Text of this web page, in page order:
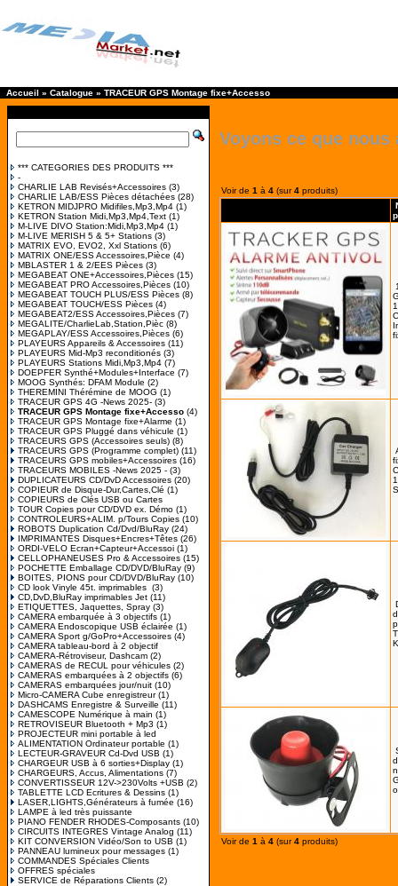
Accueil » Catalogue » TRACEUR GPS Montage fixe+Accesso
*** CATEGORIES DES PRODUITS ***
-
CHARLIE LAB Revisés+Accessoires (3)
CHARLIE LAB/ESS Pièces détachées (28)
KETRON MIDJPRO Midifiles,Mp3,Mp4 (1)
KETRON Station Midi,Mp3,Mp4,Text (1)
M-LIVE DIVO Station:Midi,Mp3,Mp4 (1)
M-LIVE MERISH 5 & 5+ Stations (3)
MATRIX EVO, EVO2, Xxl Stations (6)
MATRIX ONE/ESS Accessoires,Pièce (4)
MBLASTER 1 & 2/EES Pièces (3)
MEGABEAT ONE+Accessoires,Pièces (15)
MEGABEAT PRO Accessoires,Pièces (10)
MEGABEAT TOUCH PLUS/ESS Pièces (8)
MEGABEAT TOUCH/ESS Pièces (4)
MEGABEAT2/ESS Accessoires,Pièces (7)
MEGALITE/CharlieLab,Station,Pièc (8)
MEGAPLAY/ESS Accessoires,Pièces (6)
PLAYEURS Appareils & Accessoires (11)
PLAYEURS Mid-Mp3 reconditionés (3)
PLAYEURS Stations Midi,Mp3,Mp4 (7)
DOEPFER Synthé+Modules+Interface (7)
MOOG Synthés: DFAM Module (2)
THEREMINI Thérémine de MOOG (1)
TRACEUR GPS 4G -News 2025- (3)
TRACEUR GPS Montage fixe+Accesso (4)
TRACEUR GPS Montage fixe+Alarme (1)
TRACEUR GPS Pluggé dans véhicule (1)
TRACEURS GPS (Accessoires seuls) (8)
TRACEURS GPS (Programme complet) (11)
TRACEURS GPS mobiles+Accessoires (16)
TRACEURS MOBILES -News 2025 - (3)
DUPLICATEURS CD/DvD Accessoires (20)
COPIEUR de Disque-Dur,Cartes,Clé (1)
COPIEURS de Clés USB ou Cartes
TOUR Copies pour CD/DVD ex. Démo (1)
CONTROLEURS+ALIM. p/Tours Copies (10)
ROBOTS Duplication Cd/Dvd/BluRay (24)
IMPRIMANTES Disques+Encres+Têtes (26)
ORDI-VELO Ecran+Capteur+Accessoi (1)
CELLOPHANEUSES Pro & Accessoires (15)
POCHETTE Emballage CD/DVD/BluRay (9)
BOITES, PIONS pour CD/DVD/BluRay (10)
CD look Vinyle 45t. imprimables (3)
CD,DvD,BluRay imprimables Jet (11)
ETIQUETTES, Jaquettes, Spray (3)
CAMERA embarquée à 3 objectifs (1)
CAMERA Endoscopique USB éclairée (1)
CAMERA Sport g/GoPro+Accessoires (4)
CAMERA tableau-bord à 2 objectif
CAMERA-Rétroviseur, Dashcam (2)
CAMERAS de RECUL pour véhicules (2)
CAMERAS embarquées à 2 objectifs (6)
CAMERAS embarquées jour/nuit (10)
Micro-CAMERA Cube enregistreur(1)
DASHCAMS Enregistre & Surveille (11)
CAMESCOPE Numérique à main (1)
RETROVISEUR Bluetooth + Mp3 (1)
PROJECTEUR mini portable à led
ALIMENTATION Ordinateur portable (1)
LECTEUR-GRAVEUR Cd-Dvd USB (1)
CHARGEUR USB à 6 sorties+Display (1)
CHARGEURS, Accus, Alimentations (7)
CONVERTISSEUR 12V->230Volts +USB (2)
TABLETTE LCD Ecritures & Dessins (1)
LASER,LIGHTS,Générateurs à fumée (16)
LAMPE à led très puissante
PIANO FENDER RHODES-Composants (10)
CIRCUITS INTEGRES Vintage Analog (11)
KIT CONVERSION Vidéo/Son to USB (1)
PANNEAU lumineux pour messages (1)
COMMANDES Spéciales Clients
OFFRES spéciales
SERVICE de Réparations Clients (2)
Voyons ce que nous
Voir de 1 à 4 (sur4 produits)
Voir de 1 à 4 (sur4 produits)